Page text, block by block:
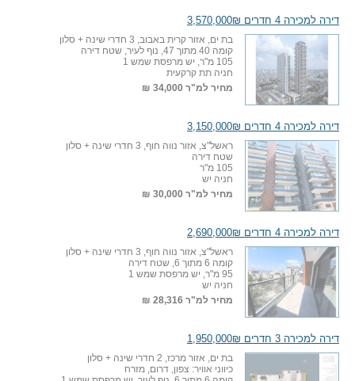
דירה למכירה 4 חדרים 3,570,000₪
בת ים, אזור קרית באבוב, 3 חדרי שינה + סלון
קומה 40 מתוך 47, נוף לעיר, שטח דירה
105 מ"ר, יש מרפסת שמש 1
חניה תת קרקעית
מחיר למ"ר 34,000 ₪
דירה למכירה 4 חדרים 3,150,000₪
ראשל"צ, אזור נווה חוף, 3 חדרי שינה + סלון
שטח דירה
105 מ"ר
חניה יש
מחיר למ"ר 30,000 ₪
דירה למכירה 4 חדרים 2,690,000₪
ראשל"צ, אזור נווה חוף, 3 חדרי שינה + סלון
קומה 6 מתוך 6, שטח דירה
95 מ"ר, יש מרפסת שמש 1
חניה יש
מחיר למ"ר 28,316 ₪
דירה למכירה 3 חדרים 1,950,000₪
בת ים, אזור מרכז, 2 חדרי שינה + סלון
כיווני אוויר: צפון, דרום, מזרח